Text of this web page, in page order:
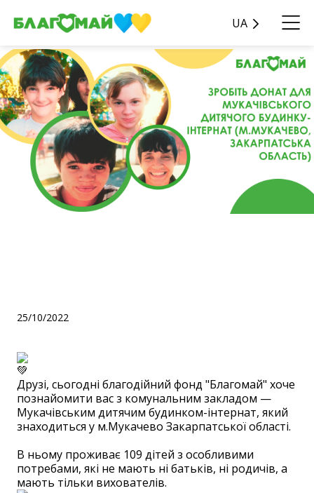
UA
25/10/2022
Друзі, сьогодні благодійний фонд "Благомай" хоче
познайомити вас з комунальним закладом —
Мукачівським дитячим будинком-інтернат, який
знаходиться у м.Мукачево Закарпатської області.
В ньому проживає 109 дітей з особливими
потребами, які не мають ні батьків, ні родичів, а
мають тільки вихователів.